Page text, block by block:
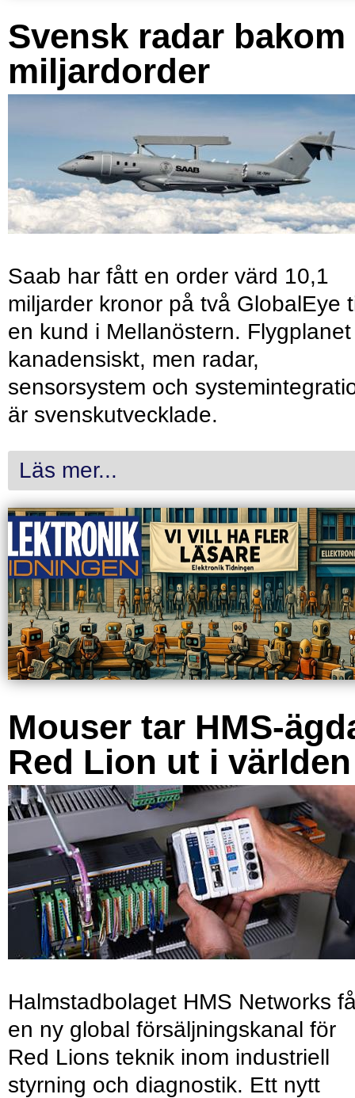
Svensk radar bakom
miljardorder
Saab har fått en order värd 10,1
miljarder kronor på två GlobalEye
en kund i Mellanöstern.
kanadensiskt, men radar,
sensorsystem och
är svenskutvecklade.
Läs mer...
Mouser tar HMS-
Red Lion ut i världen
Halmstadbolaget HMS Networks
en ny global försäljningskanal för
Red Lions teknik inom industriell
styrning och diagnostik. Ett nytt